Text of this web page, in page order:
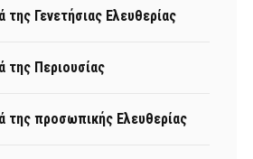
της Γενετήσιας Ελευθερίας
της Περιουσίας
της προσωπικής Ελευθερίας